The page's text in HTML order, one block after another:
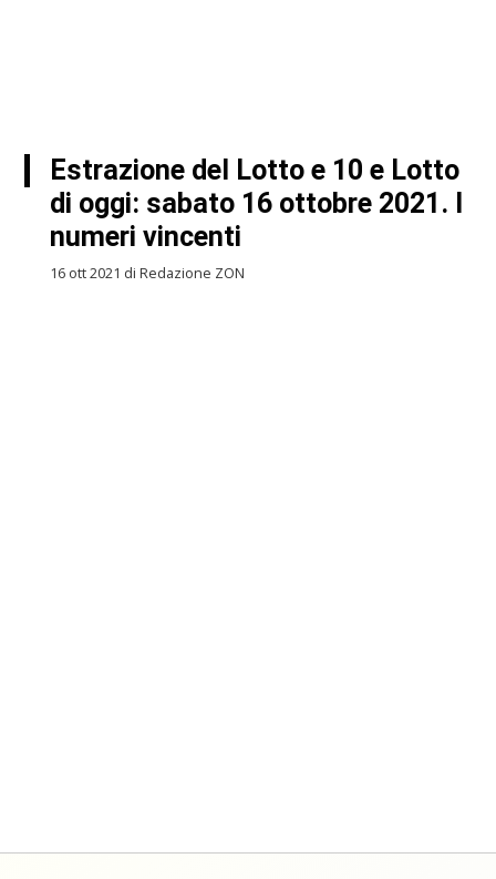
Estrazione del Lotto e 10 e Lotto
di oggi: sabato 16 ottobre 2021. I
numeri vincenti
16 ott 2021 di Redazione ZON